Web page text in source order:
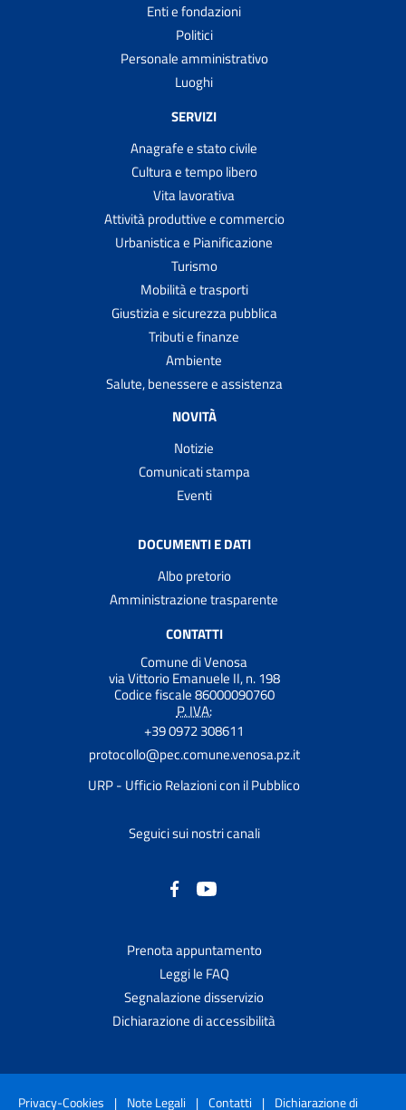
Enti e fondazioni
Politici
Personale amministrativo
Luoghi
SERVIZI
Anagrafe e stato civile
Cultura e tempo libero
Vita lavorativa
Attività produttive e commercio
Urbanistica e Pianificazione
Turismo
Mobilità e trasporti
Giustizia e sicurezza pubblica
Tributi e finanze
Ambiente
Salute, benessere e assistenza
NOVITÀ
Notizie
Comunicati stampa
Eventi
DOCUMENTI E DATI
Albo pretorio
Amministrazione trasparente
CONTATTI
Comune di Venosa
via Vittorio Emanuele II, n. 198
Codice fiscale 86000090760
P. IVA:
+39 0972 308611
protocollo@pec.comune.venosa.pz.it
URP - Ufficio Relazioni con il Pubblico
Seguici sui nostri canali
Prenota appuntamento
Leggi le FAQ
Segnalazione disservizio
Dichiarazione di accessibilità
Privacy-Cookies | Note Legali | Contatti | Dichiarazione di